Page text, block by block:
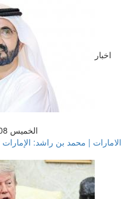
اخبار
الخميس 08 مايو 2025 09:34 مساءً
الامارات | محمد بن راشد: الإمارات